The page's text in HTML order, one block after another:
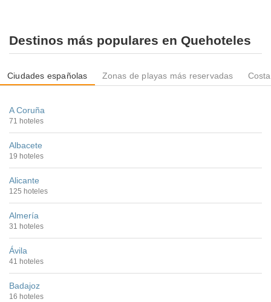
Destinos más populares en Quehoteles
Ciudades españolas Zonas de playas más reservadas
A Coruña
71 hoteles
Albacete
19 hoteles
Alicante
125 hoteles
Almería
31 hoteles
Ávila
41 hoteles
Badajoz
16 hoteles